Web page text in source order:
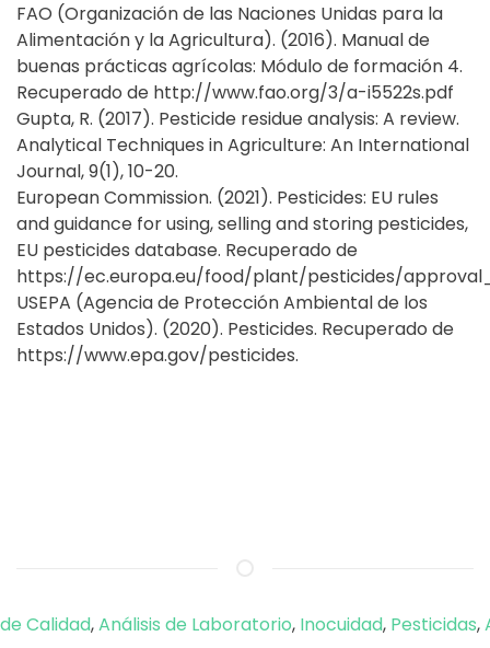
FAO (Organización de las Naciones Unidas para la
Alimentación y la Agricultura). (2016). Manual de
buenas prácticas agrícolas: Módulo de formación 4.
Recuperado de http://www.fao.org/3/a-i5522s.pdf
Gupta, R. (2017). Pesticide residue analysis: A review.
Analytical Techniques in Agriculture: An International
Journal, 9(1), 10-20.
European Commission. (2021). Pesticides: EU rules
and guidance for using, selling and storing pesticides,
EU pesticides database. Recuperado de
https://ec.europa.eu/food/plant/pesticides/
USEPA (Agencia de Protección Ambiental de los
Estados Unidos). (2020). Pesticides. Recuperado de
https://www.epa.gov/pesticides.
Calidad,Análisis de Laboratorio, Inocuidad, Pesticidas,